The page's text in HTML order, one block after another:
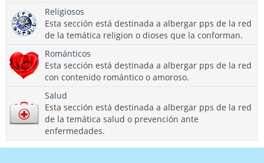
Religiosos
Esta sección está destinada a albergar pps de la red
de la temática religion o dioses que la conforman.
Románticos
Esta sección está destinada a albergar pps de la red
con contenido romántico o amoroso.
Salud
Esta sección está destinada a albergar pps de la red
de la temática salud o prevención ante
enfermedades.